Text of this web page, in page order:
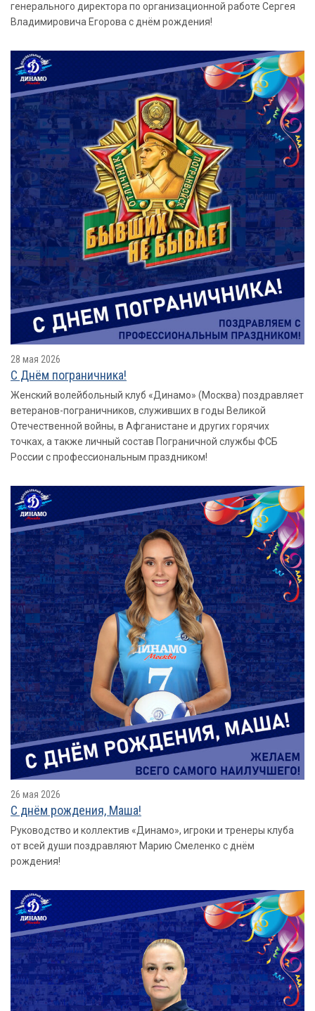
генерального директора по организационной работе Сергея
Владимировича Егорова с днём рождения!
28 мая 2026
​​​​​​​С Днём пограничника!
Женский волейбольный клуб «Динамо» (Москва) поздравляет
ветеранов-пограничников, служивших в годы Великой
Отечественной войны, в Афганистане и других горячих
точках, а также личный состав Пограничной службы ФСБ
России с профессиональным праздником!
26 мая 2026
С днём рождения, Маша!
Руководство и коллектив «Динамо», игроки и тренеры клуба
от всей души поздравляют Марию Смеленко с днём
рождения!